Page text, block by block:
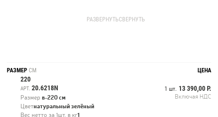
озеленений, создания арок, озеленения потолков.
РАЗВЕРНУТЬСВЕРНУТЬ
РАЗМЕР СМ ЦЕНА
220
АРТ. 20.6218N
Размер в-220 см
1 шт. 13 390,00 Р.
Включая НДС
Цветнатуральный зелёный
Вес нетто за 1шт. в кг1